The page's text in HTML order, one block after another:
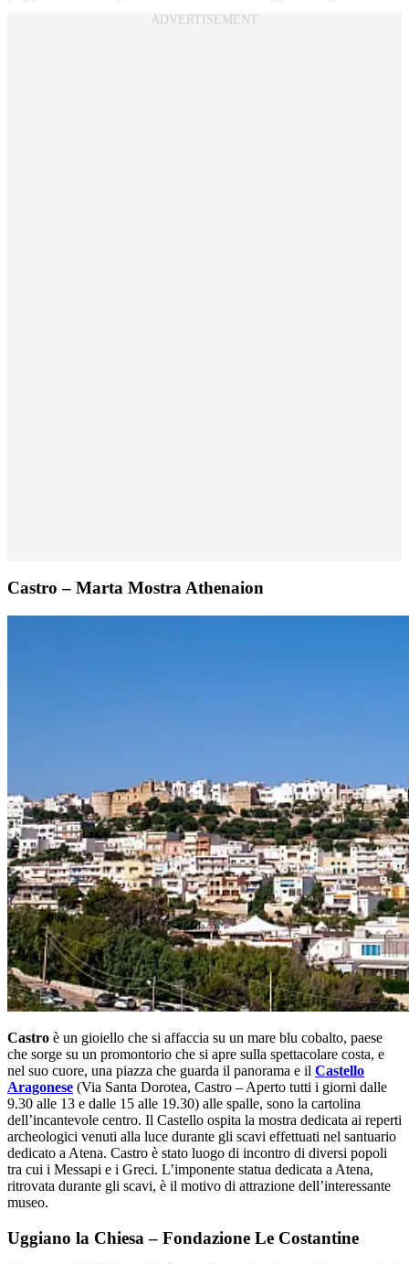
Castro – Marta Mostra Athenaion
Castro è un gioiello che si affaccia su un mare blu cobalto, paese
che sorge su un promontorio che si apre sulla spettacolare costa, e
nel suo cuore, una piazza che guarda il panorama e il Castello
Aragonese (Via Santa Dorotea, Castro – Aperto tutti i giorni dalle
9.30 alle 13 e dalle 15 alle 19.30) alle spalle, sono la cartolina
dell’incantevole centro. Il Castello ospita la mostra dedicata ai reperti
archeologici venuti alla luce durante gli scavi effettuati nel santuario
dedicato a Atena. Castro è stato luogo di incontro di diversi popoli
tra cui i Messapi e i Greci. L’imponente statua dedicata a Atena,
ritrovata durante gli scavi, è il motivo di attrazione dell’interessante
museo.
Uggiano la Chiesa – Fondazione Le Costantine